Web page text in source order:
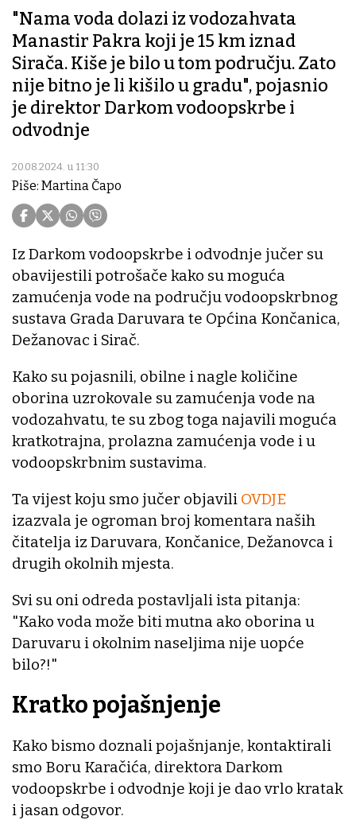
"Nama voda dolazi iz vodozahvata
Manastir Pakra koji je 15 km iznad
Sirača. Kiše je bilo u tom području. Zato
nije bitno je li kišilo u gradu", pojasnio
je direktor Darkom vodoopskrbe i
odvodnje
20.08.2024. u 11:30
Piše: Martina Čapo
Iz Darkom vodoopskrbe i odvodnje jučer su
obavijestili potrošače kako su moguća
zamućenja vode na području vodoopskrbnog
sustava Grada Daruvara te Općina Končanica,
Dežanovac i Sirač.
Kako su pojasnili, obilne i nagle količine
oborina uzrokovale su zamućenja vode na
vodozahvatu, te su zbog toga najavili moguća
kratkotrajna, prolazna zamućenja vode i u
vodoopskrbnim sustavima.
Ta vijest koju smo jučer objavili OVDJE
izazvala je ogroman broj komentara naših
čitatelja iz Daruvara, Končanice, Dežanovca i
drugih okolnih mjesta.
Svi su oni odreda postavljali ista pitanja:
"Kako voda može biti mutna ako oborina u
Daruvaru i okolnim naseljima nije uopće
bilo?!"
Kratko pojašnjenje
Kako bismo doznali pojašnjanje, kontaktirali
smo Boru Karačića, direktora Darkom
vodoopskrbe i odvodnje koji je dao vrlo kratak
i jasan odgovor.